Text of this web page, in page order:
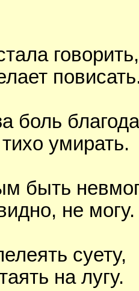
говорить,
боль
умирать.
быть
не могу.
суету,
на лугу.